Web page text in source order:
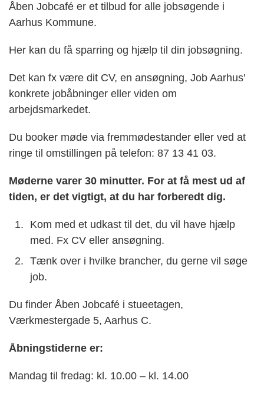
Åben Jobcafé er et tilbud for alle jobsøgende i
Aarhus Kommune.
Her kan du få sparring og hjælp til din jobsøgning.
Det kan fx være dit CV, en ansøgning, Job Aarhus'
konkrete jobåbninger eller viden om
arbejdsmarkedet.
Du booker møde via fremmødestander eller ved at
ringe til omstillingen på telefon: 87 13 41 03.
Møderne varer 30 minutter. For at få mest ud af
tiden, er det vigtigt, at du har forberedt dig.
Kom med et udkast til det, du vil have hjælp
med. Fx CV eller ansøgning.
Tænk over i hvilke brancher, du gerne vil søge
job.
Du finder Åben Jobcafé i stueetagen,
Værkmestergade 5, Aarhus C.
Åbningstiderne er:
Mandag til fredag: kl. 10.00 – kl. 14.00